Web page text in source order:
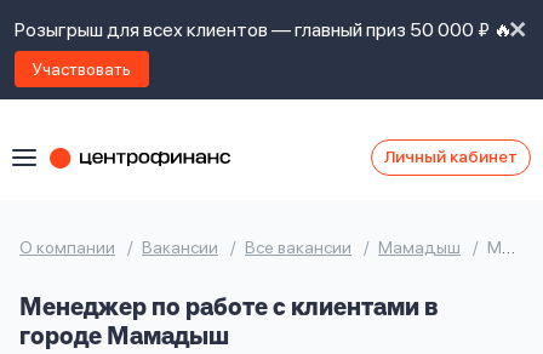
Розыгрыш для всех клиентов — главный приз 50 000 ₽ 🔥
Участвовать
Личный кабинет
О компании Вакансии Все вакансии Мамадыш Менеджер по работе с клиентами
Менеджер по работе с клиентами в
городе Мамадыш
контакты
Я
правилами
предоставления